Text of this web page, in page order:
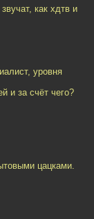
как хдтв и
уровня
и за счёт чего?
цацками.